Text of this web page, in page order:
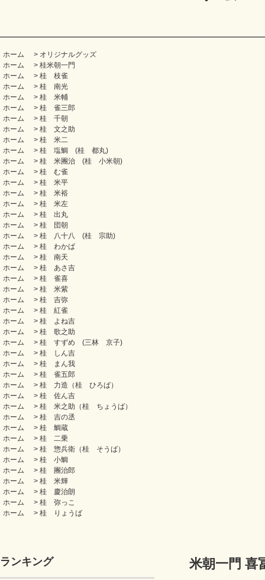
ホーム > オリジナルグッズ
ホーム
> 桂米朝一門
ホーム
> 桂 枝雀
ホーム
> 桂 南光
ホーム
> 桂 米輔
ホーム
> 桂 雀三郎
ホーム
> 桂 千朝
ホーム
> 桂 文之助
ホーム
> 桂 米二
ホーム
> 桂 塩鯛 (桂 都丸)
ホーム
> 桂 米團治 (桂 小米朝)
ホーム
> 桂 む雀
ホーム
> 桂 米平
ホーム
> 桂 米裕
ホーム
> 桂 米左
ホーム
> 桂 出丸
ホーム
> 桂 団朝
ホーム
> 桂 八十八 (桂 宗助)
ホーム
> 桂 わかば
ホーム
> 桂 南天
ホーム
> 桂 あさ吉
ホーム
> 桂 雀喜
ホーム
> 桂 米紫
ホーム
> 桂 吉弥
ホーム
> 桂 紅雀
ホーム
> 桂 よね吉
ホーム
> 桂 歌之助
ホーム
> 桂 すずめ (三林 京子)
ホーム
> 桂 しん吉
ホーム
> 桂 まん我
ホーム
> 桂 雀五郎
ホーム
> 桂 力造（桂 ひろば）
ホーム
> 桂 佐ん吉
ホーム
> 桂 米之助（桂 ちょうば）
ホーム
> 桂 吉の丞
ホーム
> 桂 鯛蔵
ホーム
> 桂 二乗
ホーム
> 桂 惣兵衛（桂 そうば）
ホーム
> 桂 小鯛
ホーム
> 桂 團治郎
ホーム
> 桂 米輝
ホーム
> 桂 慶治朗
ホーム
> 桂 弥っこ
ホーム
> 桂 りょうば
ランキング 米朝一門 喜